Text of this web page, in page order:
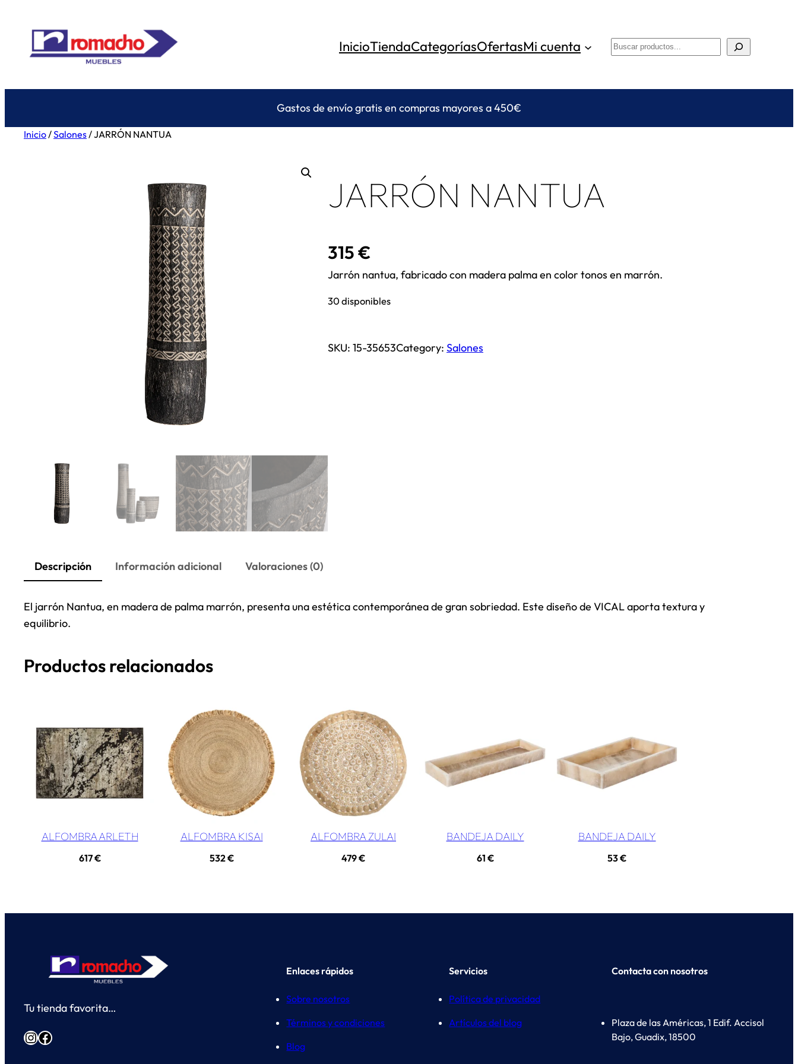
contenido
InicioTiendaCategoríasOfertasMi cuenta Buscar
Gastos de envío gratis en compras mayores a 450€
Inicio /Salones / JARRÓN NANTUA
JARRÓN NANTUA
315€
Jarrón nantua, fabricado con madera palma en color tonos en marrón.
30 disponibles
SKU: 15-35653Category: Salones
Descripción Información adicional Valoraciones (0)
El jarrón Nantua, en madera de palma marrón, presenta una estética contemporánea de gran sobriedad. Este diseño de VICAL aporta textura y
equilibrio.
Productos relacionados
ALFOMBRA ARLETH
617€
ALFOMBRA KISAI
532€
ALFOMBRA ZULAI
479€
BANDEJA DAILY
61 €
BANDEJA DAILY
53€
Tu tienda favorita…
InstagramFacebook
Enlaces rápidos
Sobre nosotros
Términos y condiciones
Blog
Servicios
Política de privacidad
Artículos del blog
Contacta con nosotros
Plaza de las Américas, 1 Edif. Accisol
Bajo, Guadix, 18500